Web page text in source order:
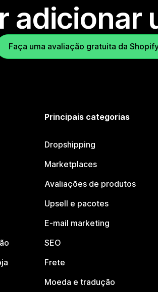
adicionar
Faça uma avaliação gratuita da
Principais categorias
Dropshipping
Marketplaces
Avaliações de produtos
Upsell e pacotes
E-mail marketing
SEO
Frete
Moeda e tradução